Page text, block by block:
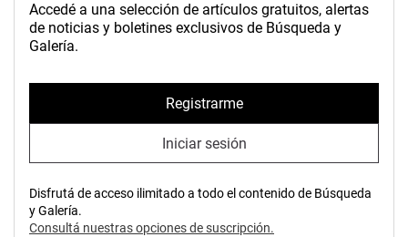
Accedé a una selección de artículos gratuitos, alertas
de noticias y boletines exclusivos de Búsqueda y
Galería.
Registrarme
Iniciar sesión
Disfrutá de acceso ilimitado a todo el contenido de Búsqueda
y Galería.
Consultá nuestras opciones de suscripción.